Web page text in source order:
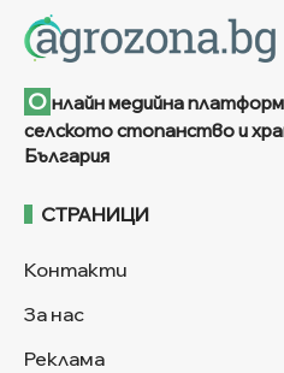
О нлайн медийна
селското стопанство и
България
СТРАНИЦИ
Контакти
За нас
Реклама